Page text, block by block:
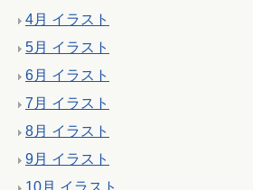
4月 イラスト
5月 イラスト
6月 イラスト
7月 イラスト
8月 イラスト
9月 イラスト
10月 イラスト